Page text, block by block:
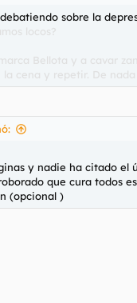
sobre la
locos?
Bellota y a cavar
cena y repetir. De nada
y nadie ha citado el
que cura todos
(opcional )